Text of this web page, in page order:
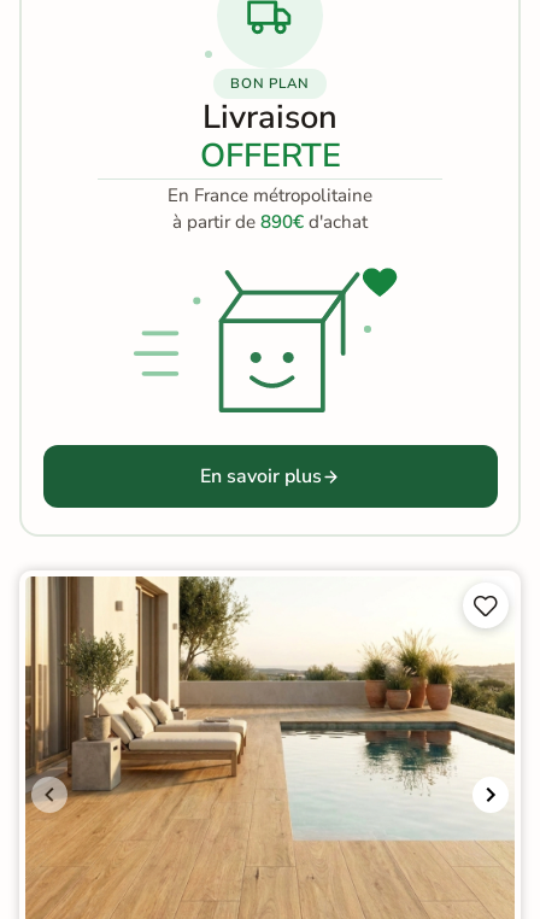
BON PLAN
Livraison
OFFERTE
En France métropolitaine
à partir de 890€ d'achat
En savoir plus

